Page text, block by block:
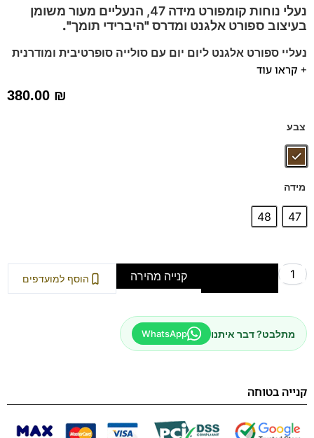
נעלי נוחות קומפורט מידה 47, הנעליים מעור משומן
בעיצוב ספורט אלגנט ומדרס "היברידי תומך".
נעליי ספורט אלגנט ליום יום עם סולייה סופרטיבית ומודרנית
נעלים רחבות יחסית בנראות כמעט ובלתי נראית לעין.
הנעליים עשויות עור רך ואיכותי
ספידות וביטנות נושמות וסופגות זיעה.
+ קראו עוד
380.00 ₪
צבע
מידה
47
48
הוסף למועדפים קנייה מהירה
מתלבט? דבר איתנו WhatsApp
קנייה בטוחה